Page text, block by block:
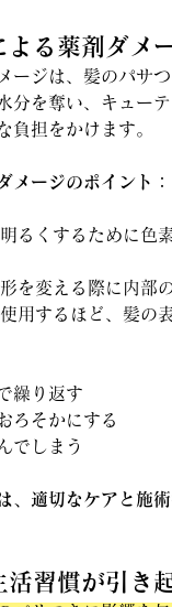
る薬剤ダメ
ージは、髪のパサ
分を奪い、キュー
負担をかけます。
メージのポイント：
るくするために色
を変える際に内部
用するほど、髪の
繰り返す
ろそかにする
でしまう
、適切なケアと施
習慣が引き